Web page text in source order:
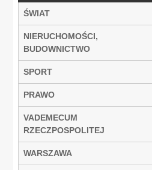
ŚWIAT
NIERUCHOMOŚCI,
BUDOWNICTWO
SPORT
PRAWO
VADEMECUM
RZECZPOSPOLITEJ
WARSZAWA